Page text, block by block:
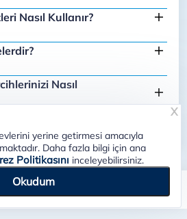
Nasıl Kullanır?
Nasıl
yerine getirmesi amacıyla
Daha fazla bilgi için ana
Politikasını inceleyebilirsiniz.
Okudum
X
MetniÇerez Politikası